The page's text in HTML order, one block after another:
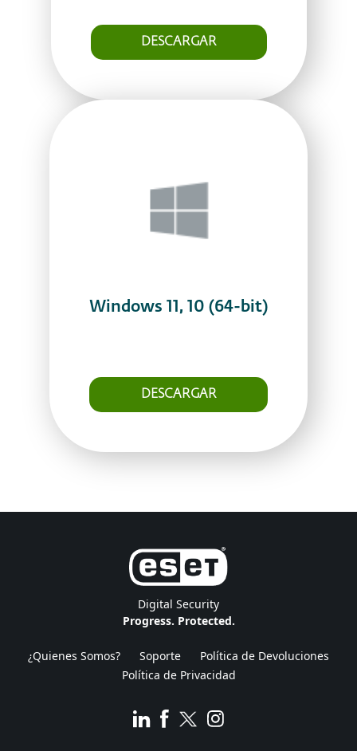
DESCARGAR
Windows 11, 10 (64-bit)
DESCARGAR
Digital Security
Progress. Protected.
¿Quienes Somos? Soporte
Política de Devoluciones
Política de Privacidad